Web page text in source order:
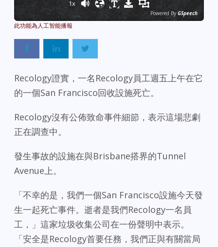
1x
Powered By GSpeech
Recology證實，一名Recology員工週五上午在它
的一個San Francisco回收設施死亡。
Recology沒有公佈致命事件細節，表示這場悲劇
正在調查中。
發生事故的設施在與Brisbane搭界的Tunnel
Avenue上。
「不幸的是，我們一個San Francisco設施今天發
生一起死亡事件。逝者是我們Recology一名員
工，」這家垃圾收集公司在一份聲明中表示。
「安全是Recology首要任務，我們正與有關當局